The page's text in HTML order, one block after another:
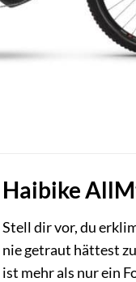
Haibike
Stell dir vor, du
nie getraut hättest
ist mehr als nur ein